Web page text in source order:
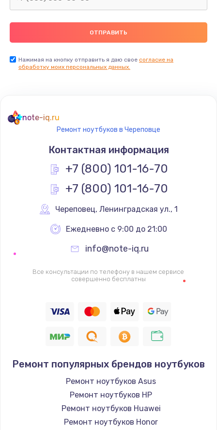
Нажимая на кнопку отправить я даю свое согласие на
обработку моих персональных данных.
note-iq.ru
Ремонт ноутбуков в Череповце
Контактная информация
+7 (800) 101-16-70
+7 (800) 101-16-70
Череповец, Ленинградская ул., 1
Ежедневно с 9:00 до 21:00
info@note-iq.ru
Все консультации по телефону в нашем сервисе
совершенно бесплатны
Ремонт популярных брендов ноутбуков
Ремонт ноутбуков Asus
Ремонт ноутбуков HP
Ремонт ноутбуков Huawei
Ремонт ноутбуков Honor